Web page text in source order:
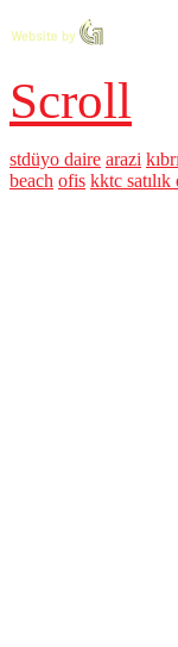
Scroll
stdüyo daire arazi
beach ofis kktc satılık